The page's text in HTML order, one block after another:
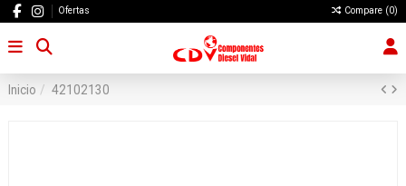
Ofertas Compare (0)
Inicio 42102130